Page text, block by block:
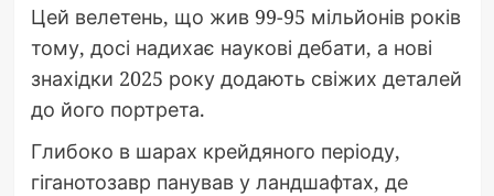
Цей велетень, що жив 99-95 мільйонів років
тому, досі надихає наукові дебати, а нові
знахідки 2025 року додають свіжих деталей
до його портрета.
Глибоко в шарах крейдяного періоду,
гіганотозавр панував у ландшафтах, де